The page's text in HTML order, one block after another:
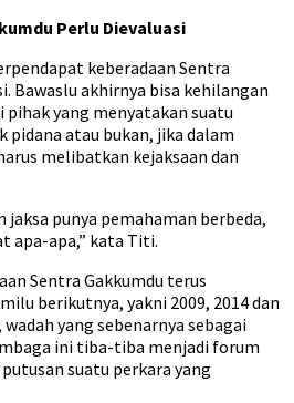
Perlu Dievaluasi
keberadaan Sentra
Bawaslu akhirnya bisa kehilangan
yang menyatakan suatu
pidana atau bukan, jika dalam
melibatkan kejaksaan dan
jaksa punya pemahaman berbeda,
apa-apa,” kata Titi.
Sentra Gakkumdu terus
berikutnya, yakni 2009, 2014 dan
yang sebenarnya sebagai
ini tiba-tiba menjadi forum
suatu perkara yang